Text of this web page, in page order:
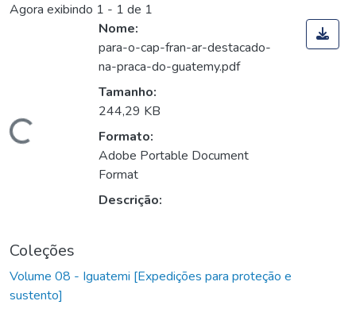
Agora exibindo 1 - 1 de 1
Carregando...
Nome:
para-o-cap-fran-ar-destacado-
na-praca-do-guatemy.pdf
Tamanho:
244,29 KB
Formato:
Adobe Portable Document
Format
Descrição:
Coleções
Volume 08 - Iguatemi [Expedições para proteção e
sustento]